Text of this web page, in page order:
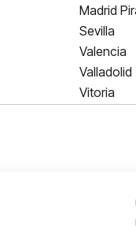
Madrid
Sevilla
Valencia
Valladolid
Vitoria